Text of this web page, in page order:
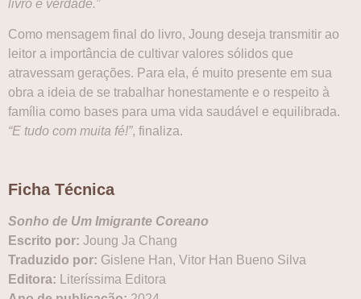
livro é verdade.”
Como mensagem final do livro, Joung deseja transmitir ao
leitor a importância de cultivar valores sólidos que
atravessam gerações. Para ela, é muito presente em sua
obra a ideia de se trabalhar honestamente e o respeito à
família como bases para uma vida saudável e equilibrada.
“E tudo com muita fé!”, finaliza.
Ficha Técnica
Sonho de Um Imigrante Coreano
Escrito por: Joung Ja Chang
Traduzido por: Gislene Han, Vitor Han Bueno Silva
Editora‏: ‎Literíssima Editora